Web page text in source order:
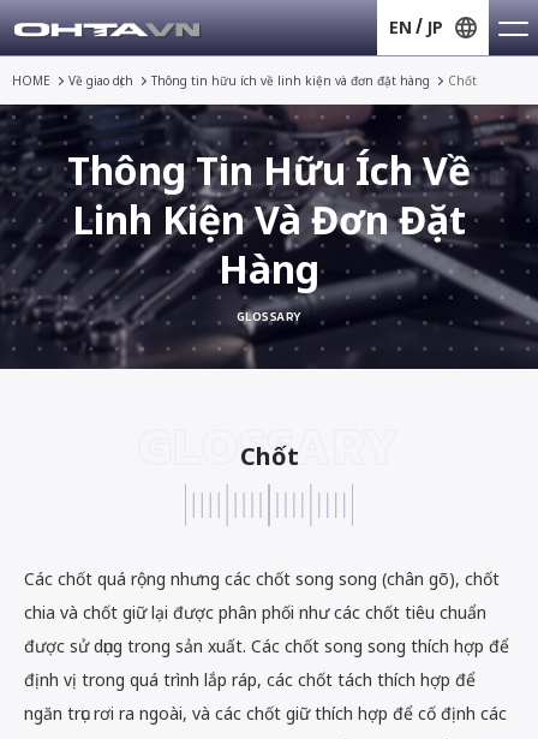
EN JP
HOME Về giao dịch Thông tin hữu ích về linh kiện và đơn đặt hàng Chốt
Thông Tin Hữu Ích Về
Linh Kiện Và Đơn Đặt
Hàng
GLOSSARY
GLOSSARY
Chốt
Các chốt quá rộng nhưng các chốt song song (chân gõ), chốt
chia và chốt giữ lại được phân phối như các chốt tiêu chuẩn
được sử dụng trong sản xuất. Các chốt song song thích hợp để
định vị trong quá trình lắp ráp, các chốt tách thích hợp để
ngăn trục rơi ra ngoài, và các chốt giữ thích hợp để cố định các